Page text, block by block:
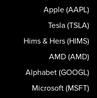
Apple (AAPL)
Tesla (TSLA)
Hims & Hers (HIMS)
AMD (AMD)
Alphabet (GOOGL)
Microsoft (MSFT)